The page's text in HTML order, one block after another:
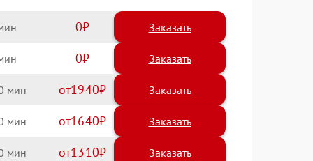
0 Заказать
0 Заказать
1940
1640
1310